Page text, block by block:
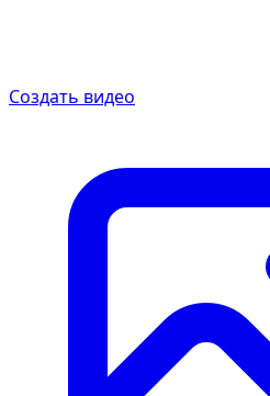
Создать видео